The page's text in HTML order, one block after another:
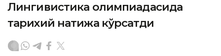
Лингивистика олимпиадасида
тарихий натижа кўрсатди